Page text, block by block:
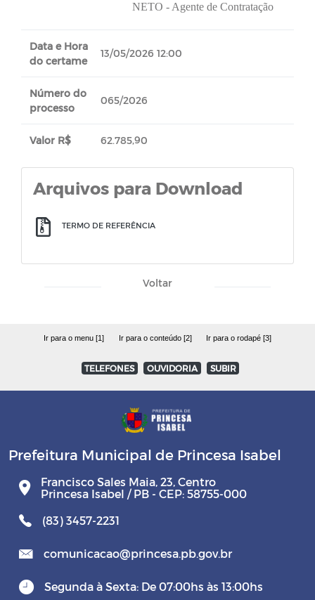
NETO - Agente de Contratação
Data e Hora
do certame
13/05/2026 12:00
Número do
processo
065/2026
Valor R$ 62.785,90
Arquivos para Download
TERMO DE REFERÊNCIA
Voltar
Ir para o menu [1] Ir para o conteúdo [2] Ir para o rodapé [3]
TELEFONES OUVIDORIA SUBIR
Prefeitura Municipal de Princesa Isabel
Francisco Sales Maia, 23, Centro
Princesa Isabel / PB - CEP: 58755-000
(83) 3457-2231
comunicacao@princesa.pb.gov.br
Segunda à Sexta: De 07:00hs às 13:00hs